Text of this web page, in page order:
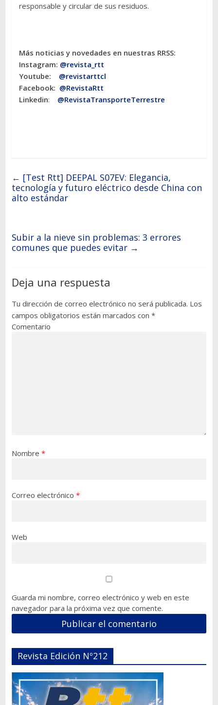
responsable y circular de sus residuos.
Más noticias y novedades en nuestras RRSS:
Instagram: @revista_rtt
Youtube: @revistarttcl
Facebook: @RevistaRtt
Linkedin: @RevistaTransporteTerrestre
← [Test Rtt] DEEPAL S07EV: Elegancia,
tecnología y futuro eléctrico desde China con
alto estándar
Subir a la nieve sin problemas: 3 errores
comunes que puedes evitar →
Deja una respuesta
Tu dirección de correo electrónico no será publicada. Los
campos obligatorios están marcados con *
Comentario
Nombre *
Correo electrónico *
Web
Guarda mi nombre, correo electrónico y web en este
navegador para la próxima vez que comente.
Revista Edición Nº212